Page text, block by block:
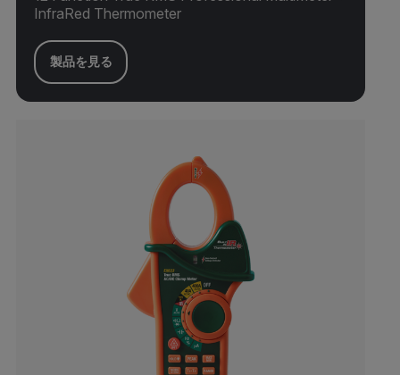
InfraRed Thermometer
製品を見る